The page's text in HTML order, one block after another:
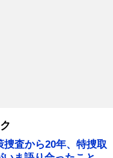
査から20年、特捜取